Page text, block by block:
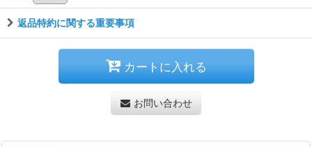
返品特約に関する重要事項
カートに入れる
お問い合わせ